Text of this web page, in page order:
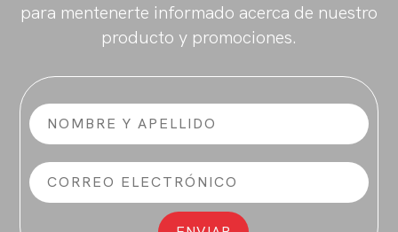
para mentenerte informado acerca de nuestro
producto y promociones.